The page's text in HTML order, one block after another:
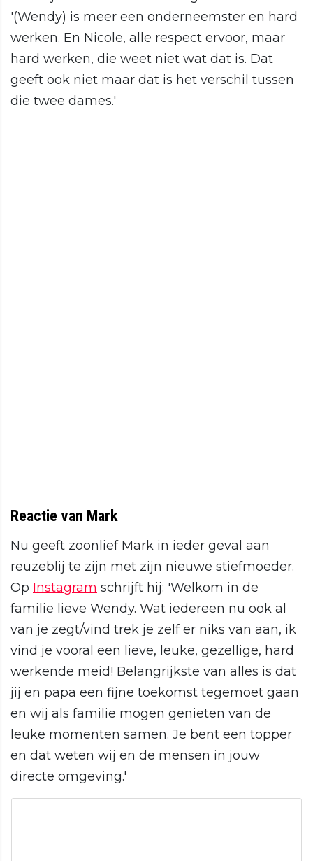
'(Wendy) is meer een onderneemster en hard
werken. En Nicole, alle respect ervoor, maar
hard werken, die weet niet wat dat is. Dat
geeft ook niet maar dat is het verschil tussen
die twee dames.'
Reactie van Mark
Nu geeft zoonlief Mark in ieder geval aan
reuzeblij te zijn met zijn nieuwe stiefmoeder.
Op Instagram schrijft hij: 'Welkom in de
familie lieve Wendy. Wat iedereen nu ook al
van je zegt/vind trek je zelf er niks van aan, ik
vind je vooral een lieve, leuke, gezellige, hard
werkende meid! Belangrijkste van alles is dat
jij en papa een fijne toekomst tegemoet gaan
en wij als familie mogen genieten van de
leuke momenten samen. Je bent een topper
en dat weten wij en de mensen in jouw
directe omgeving.'